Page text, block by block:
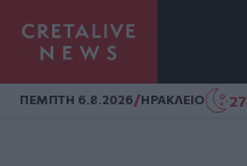
Homepage
ΠΕΜΠΤΗ 6.8.2026/ΗΡΑΚΛΕΙΟ